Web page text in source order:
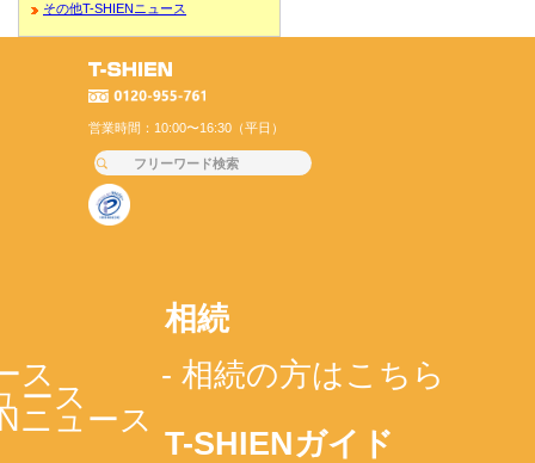
その他T-SHIENニュース
営業時間：10:00〜16:30（平日）
ス
ース
ニュース
相続
- 相続の方はこちら
T-SHIENガイド